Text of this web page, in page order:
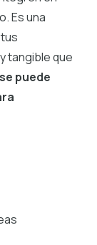
Es una
tangible que
puede